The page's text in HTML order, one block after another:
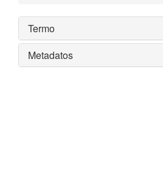
Termo
Metadatos